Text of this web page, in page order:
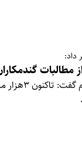
داد:
مدیرکل